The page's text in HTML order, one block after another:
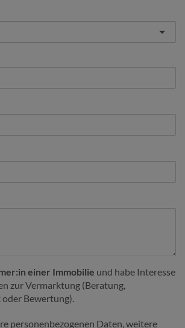
einer Immobilie und habe Interesse
zur Vermarktung (Beratung,
Bewertung).
personenbezogenen Daten, weitere